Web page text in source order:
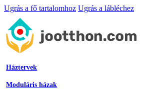
Ugrás a fő tartalomhoz Ugrás a lábléchez
Háztervek
Moduláris házak